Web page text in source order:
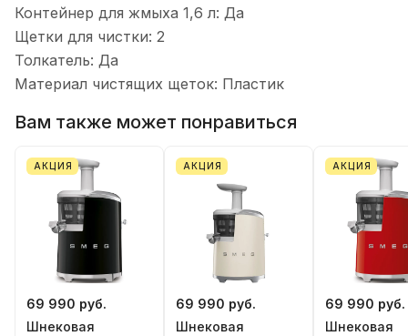
Контейнер для жмыха 1,6 л: Да
Щетки для чистки: 2
Толкатель: Да
Материал чистящих щеток: Пластик
Вам также может понравиться
АКЦИЯ
69 990 руб.
Шнековая
АКЦИЯ
69 990 руб.
Шнековая
АКЦИЯ
69 990 руб.
Шнековая